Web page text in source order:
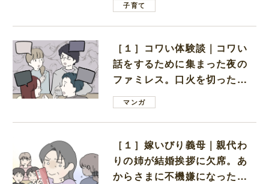
子育て
［１］コワい体験談｜コワい
話をするために集まった夜の
ファミレス。口火を切ったの
は電車好きの男の子ママ
マンガ
［１］嫁いびり義母｜親代わ
りの姉が結婚挨拶に欠席。あ
からさまに不機嫌になった義